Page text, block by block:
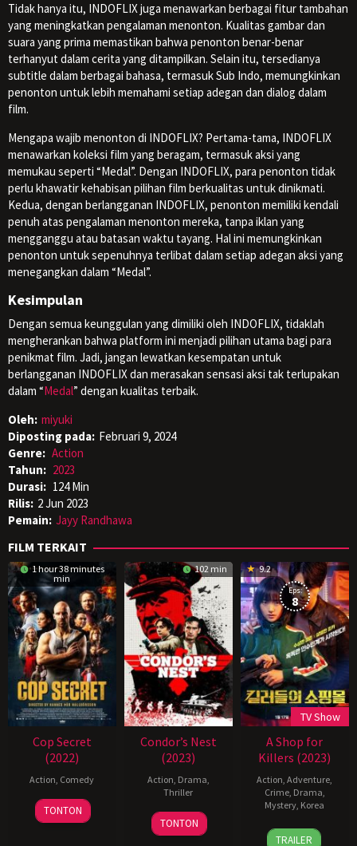
Tidak hanya itu, INDOFLIX juga menawarkan berbagai fitur tambahan
yang meningkatkan pengalaman menonton. Kualitas gambar dan
suara yang prima memastikan bahwa penonton benar-benar
terhanyut dalam cerita yang ditampilkan. Selain itu, tersedianya
subtitle dalam berbagai bahasa, termasuk Sub Indo, memungkinkan
penonton untuk lebih memahami setiap adegan dan dialog dalam
film.
Mengapa wajib menonton di INDOFLIX? Pertama-tama, INDOFLIX
menawarkan koleksi film yang beragam, termasuk aksi yang
memukau seperti “Medal”. Dengan INDOFLIX, para penonton tidak
perlu khawatir kehabisan pilihan film berkualitas untuk dinikmati.
Kedua, dengan berlangganan INDOFLIX, penonton memiliki kendali
penuh atas pengalaman menonton mereka, tanpa iklan yang
mengganggu atau batasan waktu tayang. Hal ini memungkinkan
penonton untuk sepenuhnya terlibat dalam setiap adegan aksi yang
menegangkan dalam “Medal”.
Kesimpulan
Dengan semua keunggulan yang dimiliki oleh INDOFLIX, tidaklah
mengherankan bahwa platform ini menjadi pilihan utama bagi para
penikmat film. Jadi, jangan lewatkan kesempatan untuk
berlangganan INDOFLIX dan merasakan sensasi aksi tak terlupakan
dalam “Medal” dengan kualitas terbaik.
Oleh: miyuki
Diposting pada: Februari 9, 2024
Genre: Action
Tahun: 2023
Durasi: 124 Min
Rilis: 2 Jun 2023
Pemain: Jayy Randhawa
FILM TERKAIT
1 hour 38 minutes
min
Cop Secret
(2022)
Action, Comedy
20
October
TONTON
102 min
Condor’s Nest
(2023)
Action, Drama,
Thriller
TONTON
9.2
Eps:
8
TV Show
A Shop for
Killers (2023)
Action,Adventure,
Crime, Drama,
Mystery, Korea
17
Lee
TRAILER